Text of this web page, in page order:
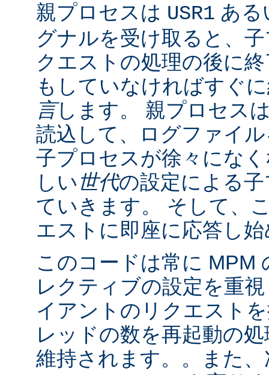
親プロセスは USR1 あ
グナルを受け取ると、
クエストの処理の後に
もしていなければすぐ
言します。 親プロセス
読込して、ログファイ
子プロセスが徐々にな
しい世代の設定による
ていきます。 そして、
エストに即座に応答し
このコードは常に MPM
レクティブの設定を重
イアントのリクエスト
レッドの数を再起動の
維持されます。。また